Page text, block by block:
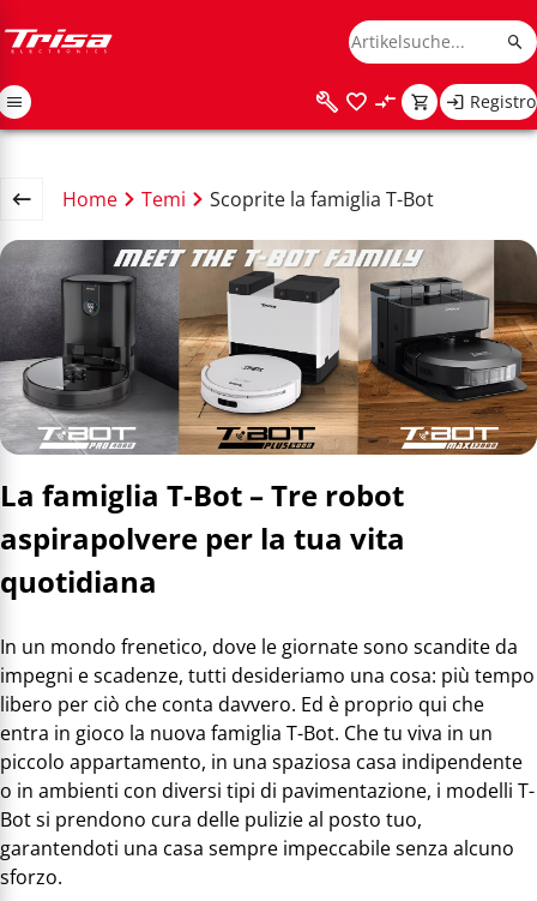
Registro
Home Temi Scoprite la famiglia T-Bot
La famiglia T-Bot – Tre robot
aspirapolvere per la tua vita
quotidiana
In un mondo frenetico, dove le giornate sono scandite da
impegni e scadenze, tutti desideriamo una cosa: più tempo
libero per ciò che conta davvero. Ed è proprio qui che
entra in gioco la nuova famiglia T-Bot. Che tu viva in un
piccolo appartamento, in una spaziosa casa indipendente
o in ambienti con diversi tipi di pavimentazione, i modelli T-
Bot si prendono cura delle pulizie al posto tuo,
garantendoti una casa sempre impeccabile senza alcuno
sforzo.